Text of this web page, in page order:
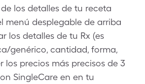
los detalles de tu receta
menú desplegable de arriba
los detalles de tu Rx (es
genérico, cantidad, forma,
los precios más precisos de 3
SingleCare en en tu